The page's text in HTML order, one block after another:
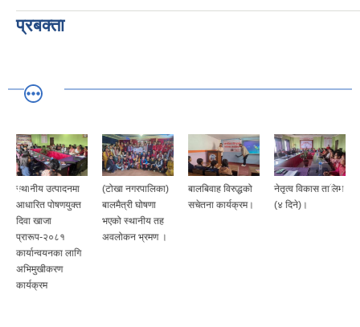
प्रबक्ता
स्थानीय उत्पादनमा
आधारित पोषणयुक्त
दिवा खाजा
प्रारूप-२०८१
कार्यान्वयनका लागि
अभिमुखीकरण
कार्यक्रम
(टोखा नगरपालिका)
बालमैत्री घोषणा
भएको स्थानीय तह
अवलोकन भ्रमण ।
बालबिवाह विरुद्धको
सचेतना कार्यक्रम।
नेतृत्व विकास तालिम
(४ दिने)।